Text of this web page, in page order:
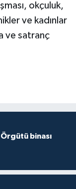
okçuluk,
ve kadınlar
ve satranç
binası